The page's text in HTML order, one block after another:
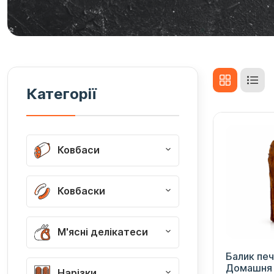
Балик
Домашня
Категорії
Ковбаси
Ковбаски
М'ясні делікатеси